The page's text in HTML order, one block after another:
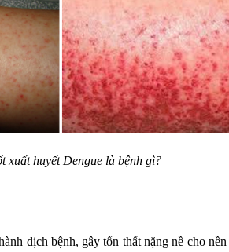
xuất huyết Dengue là bệnh gì?
dịch bệnh, gây tổn thất nặng nề cho